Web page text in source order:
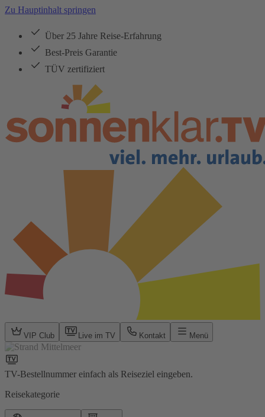
Zu Hauptinhalt springen
Über 25 Jahre Reise-Erfahrung
Best-Preis Garantie
TÜV zertifiziert
VIP Club Live im TV Kontakt Menü
TV-Bestellnummer einfach als Reiseziel eingeben.
Reisekategorie